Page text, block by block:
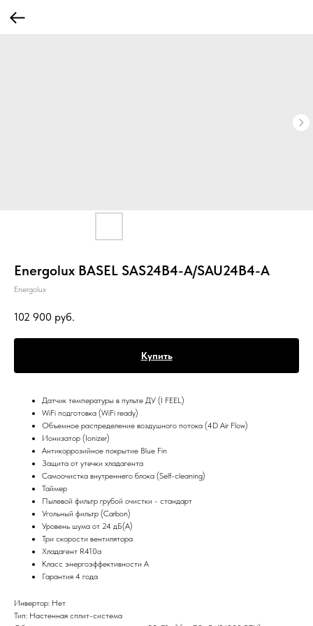
Energolux BASEL SAS24B4-A/SAU24B4-A
Energolux
102 900 руб.
Купить
Датчик температуры в пульте ДУ (I FEEL)
WiFi подготовка (WiFi ready)
Объемное распределение воздушного потока (4D Air Flow)
Ионизатор (Ionizer)
Антикоррозийное покрытие Blue Fin
Защита от утечки хладагента
Самоочистка внутреннего блока (Self-cleaning)
Таймер
Пылевой фильтр грубой очистки - стандарт
Угольный фильтр (Carbon)
Уровень шума от 24 дБ(А)
Три скорости вентилятора
Хладагент R410a
Класс энергоэффективности A
Гарантия 4 года
Инвертор: Нет
Тип: Настенная сплит-система